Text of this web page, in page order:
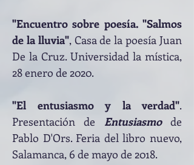
"Encuentro sobre poesía. "Salmos
de la lluvia", Casa de la poesía Juan
De la Cruz. Universidad la mística,
28 enero de 2020.
"El entusiasmo y la verdad".
Presentación de Entusiasmode
Pablo D'Ors. Feria del libro nuevo,
Salamanca, 6 de mayo de 2018.